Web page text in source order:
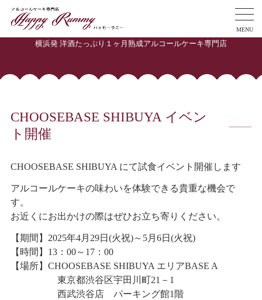
MENU
横浜発 洋酒たっぷり１ヶ月熟成アルコールケーキ専門店
CHOOSEBASE SHIBUYA イベン
ト開催
CHOOSEBASE SHIBUYA にて試食イベント開催します
アルコールケーキの味わいを体験できる貴重な機会で
す。
お近くにお出かけの際はぜひお立ち寄りください。
【期間】2025年4月29日(火祝)～5月6日(火祝)
【時間】13：00～17：00
【場所】CHOOSEBASE SHIBUYA エリアBASE A
東京都渋谷区宇田川町21－1
西武渋谷店 パーキング館1階